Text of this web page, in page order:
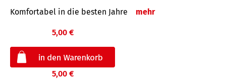
Komfortabel in die besten Jahre mehr
5,00 €
5,00 €